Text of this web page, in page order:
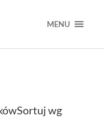
MENU
Sortuj wg